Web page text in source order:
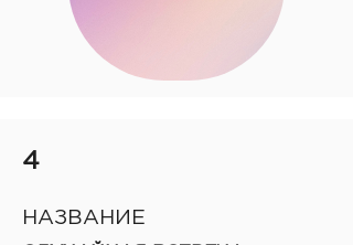
4
НАЗВАНИЕ